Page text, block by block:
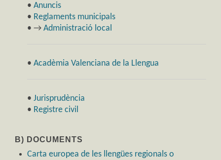
• Anuncis
• Reglaments municipals
• → Administració local
• Acadèmia Valenciana de la Llengua
• Jurisprudència
• Registre civil
B) DOCUMENTS
Carta europea de les llengües regionals o